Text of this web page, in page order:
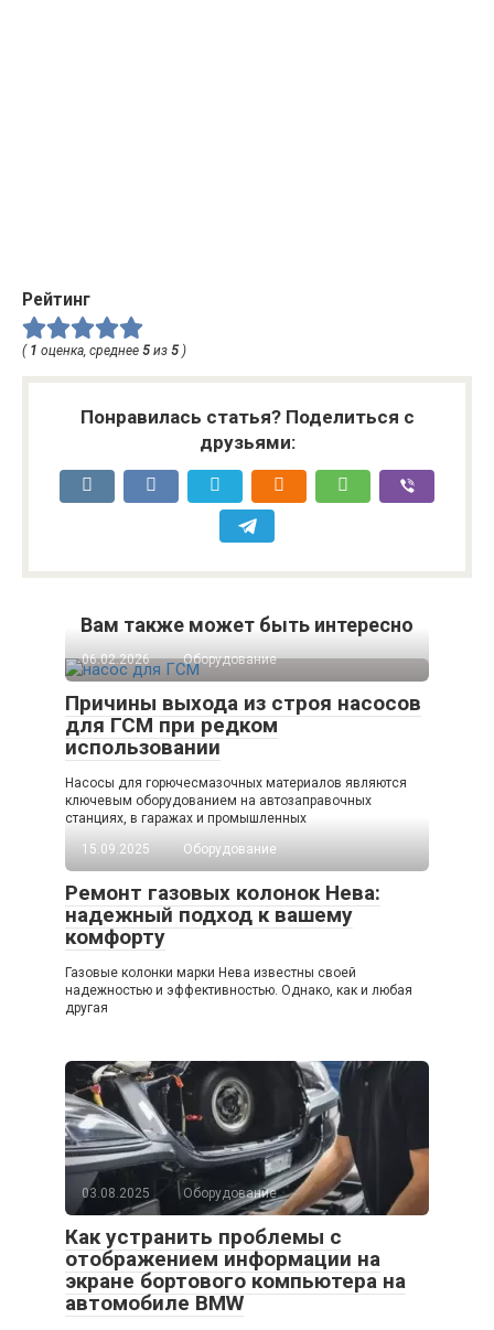
Рейтинг
( 1 оценка, среднее 5 из 5 )
Понравилась статья? Поделиться с
друзьями:
Вам также может быть интересно
06.02.2026 Оборудование
Причины выхода из строя насосов
для ГСМ при редком
использовании
Насосы для горючесмазочных материалов являются
ключевым оборудованием на автозаправочных
станциях, в гаражах и промышленных
15.09.2025
Оборудование
Ремонт газовых колонок Нева:
надежный подход к вашему
комфорту
Газовые колонки марки Нева известны своей
надежностью и эффективностью. Однако, как и любая
другая
03.08.2025 Оборудование
Как устранить проблемы с
отображением информации на
экране бортового компьютера на
автомобиле BMW